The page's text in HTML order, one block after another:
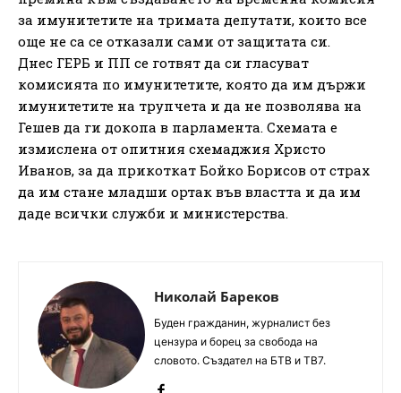
за имунитетите на тримата депутати, които все
още не са се отказали сами от защитата си.
Днес ГЕРБ и ПП се готвят да си гласуват
комисията по имунитетите, която да им държи
имунитетите на трупчета и да не позволява на
Гешев да ги докопа в парламента. Схемата е
измислена от опитния схемаджия Христо
Иванов, за да прикоткат Бойко Борисов от страх
да им стане младши ортак във властта и да им
даде всички служби и министерства.
Николай Бареков
Буден гражданин, журналист без
цензура и борец за свобода на
словото. Създател на БТВ и ТВ7.